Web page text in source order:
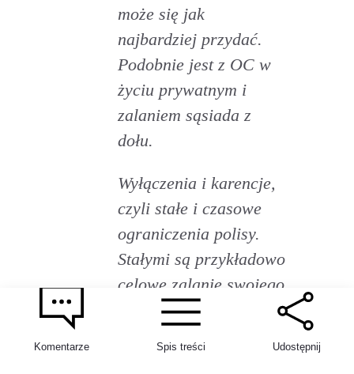
może się jak
najbardziej przydać.
Podobnie jest z OC w
życiu prywatnym i
zalaniem sąsiada z
dołu.
Wyłączenia i karencje,
czyli stałe i czasowe
ograniczenia polisy.
Stałymi są przykładowo
celowe zalanie swojego
mieszkania, a
Komentarze Spis treści Udostępnij